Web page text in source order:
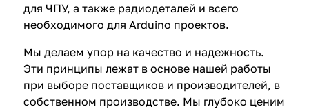
для ЧПУ, а также радиодеталей и всего
необходимого для Arduino проектов.
Мы делаем упор на качество и надежность.
Эти принципы лежат в основе нашей работы
при выборе поставщиков и производителей, в
собственном производстве. Мы глубоко ценим